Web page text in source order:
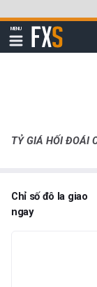
qua
đi
MENU
Hiển
thị
FXStreet
TỶ GIÁ HỐI ĐOÁI
Chỉ số đô la giao
ngay